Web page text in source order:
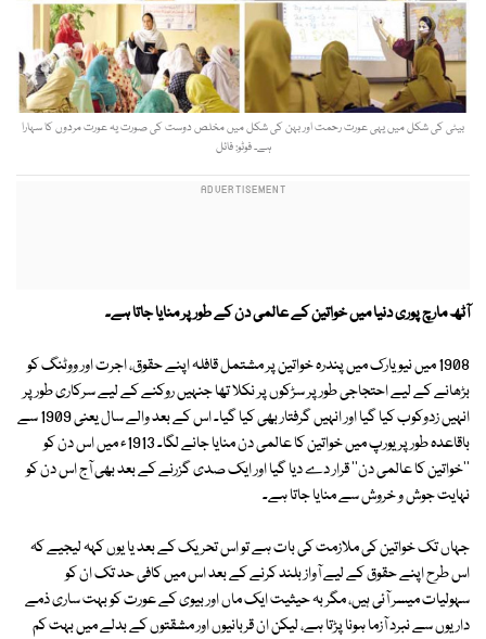
بیٹی کی شکل میں یہی عورت رحمت اور بہن کی شکل میں مخلص دوست کی صورت یہ عورت مردوں کا سہارا
ہے۔ فوٹو: فائل
آٹھ مارچ پوری دنیا میں خواتین کے عالمی دن کے طور پر منایا جاتا ہے۔
1908 میں نیویارک میں پندرہ خواتین پر مشتمل قافلہ اپنے حقوق، اجرت اور ووٹنگ کو
بڑھانے کے لیے احتجاجی طور پر سڑکوں پر نکلا تھا جنہیں روکنے کے لیے سرکاری طور پر
انہیں زدوکوب کیا گیا اور انہیں گرفتار بھی کیا گیا۔ اس کے بعد والے سال یعنی 1909 سے
باقاعدہ طور پر یورپ میں خواتین کا عالمی دن منایا جانے لگا۔ 1913ء میں اس دن کو
''خواتین کا عالمی دن'' قرار دے دیا گیا اور ایک صدی گزرنے کے بعد بھی آج اس دن کو
نہایت جوش و خروش سے منایا جاتا ہے۔
جہاں تک خواتین کی ملازمت کی بات ہے تو اس تحریک کے بعد یا یوں کہہ لیجیے کہ
اس طرح اپنے حقوق کے لیے آواز بلند کرنے کے بعد اس میں کافی حد تک ان کو
سہولیات میسر آئی ہیں، مگر بہ حیثیت ایک ماں اور بیوی کے عورت کو بہت ساری ذمے
داریوں سے نبرد آزما ہونا پڑتا ہے، لیکن ان قربانیوں اور مشقتوں کے بدلے میں بہت کم